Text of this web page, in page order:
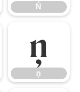
Ń
ņ
ņ